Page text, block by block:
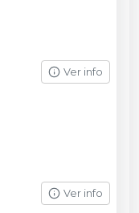
Ver info
Ver info